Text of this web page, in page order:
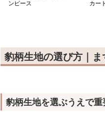
ンピース
カート
豹柄生地の選び方｜
豹柄生地を選ぶうえで